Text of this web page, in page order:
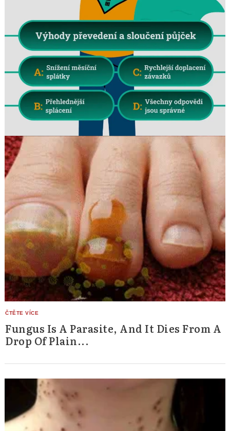
Fungus Is A Parasite, And It Dies From A
Drop Of Plain...